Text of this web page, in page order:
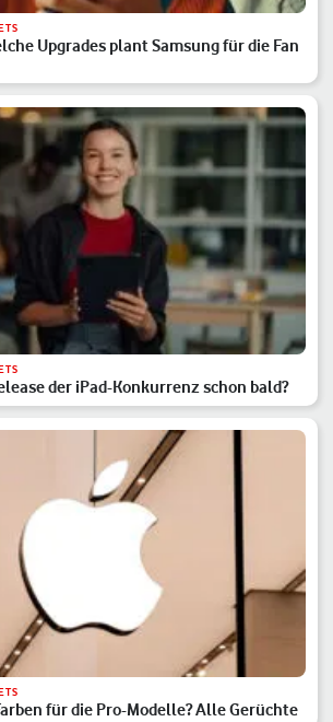
Upgrades plant Samsung für die Fan
der iPad-Konkurrenz schon bald?
für die Pro-Modelle? Alle Gerüchte